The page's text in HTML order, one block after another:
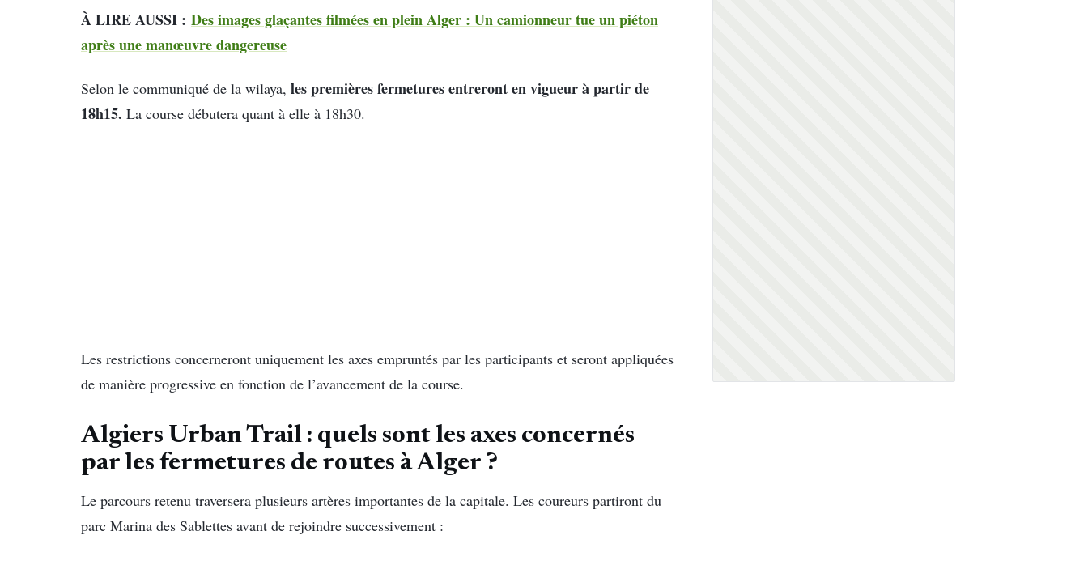
À LIRE AUSSI : Des images glaçantes filmées en plein Alger : Un camionneur tue un piéton
après une manœuvre dangereuse
Selon le communiqué de la wilaya, les premières fermetures entreront en vigueur à partir de
18h15. La course débutera quant à elle à 18h30.
Les restrictions concerneront uniquement les axes empruntés par les participants et seront appliquées
de manière progressive en fonction de l’avancement de la course.
Algiers Urban Trail : quels sont les axes concernés
par les fermetures de routes à Alger ?
Le parcours retenu traversera plusieurs artères importantes de la capitale. Les coureurs partiront du
parc Marina des Sablettes avant de rejoindre successivement :